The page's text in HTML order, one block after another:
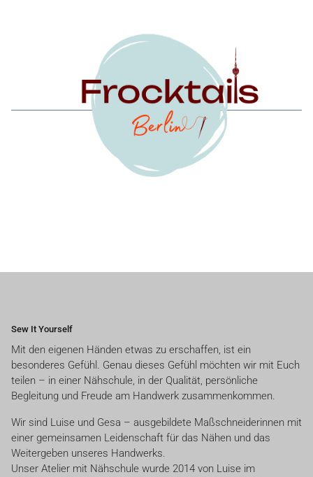
Sew It Yourself
Mit den eigenen Händen etwas zu erschaffen, ist ein
besonderes Gefühl. Genau dieses Gefühl möchten wir mit Euch
teilen – in einer Nähschule, in der Qualität, persönliche
Begleitung und Freude am Handwerk zusammenkommen.
Wir sind Luise und Gesa – ausgebildete Maßschneiderinnen mit
einer gemeinsamen Leidenschaft für das Nähen und das
Weitergeben unseres Handwerks.
Unser Atelier mit Nähschule wurde 2014 von Luise im